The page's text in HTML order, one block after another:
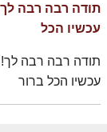
תודה רבה רבה
עכשיו הכל
תודה רבה רבה לך!
עכשיו הכל ברור